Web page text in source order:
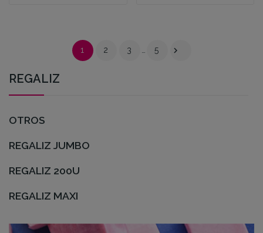
REGALIZ
OTROS
REGALIZ JUMBO
REGALIZ 200U
REGALIZ MAXI
1 2 3 … 5 